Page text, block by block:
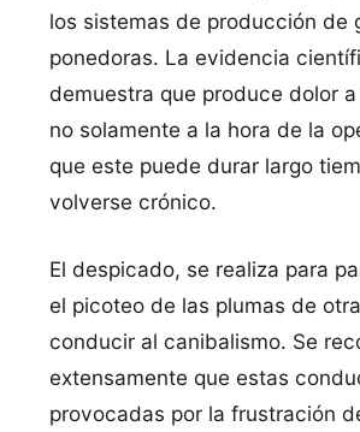
los sistemas de producción de
ponedoras. La evidencia
demuestra que produce dolor
no solamente a la hora de la
que este puede durar largo
volverse crónico.
El despicado, se realiza para
el picoteo de las plumas de
conducir al canibalismo. Se
extensamente que estas
provocadas por la frustración